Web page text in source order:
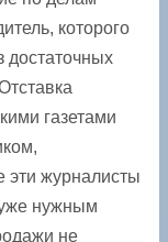
которого
достаточных
газетами
эти журналисты
уже нужным
не